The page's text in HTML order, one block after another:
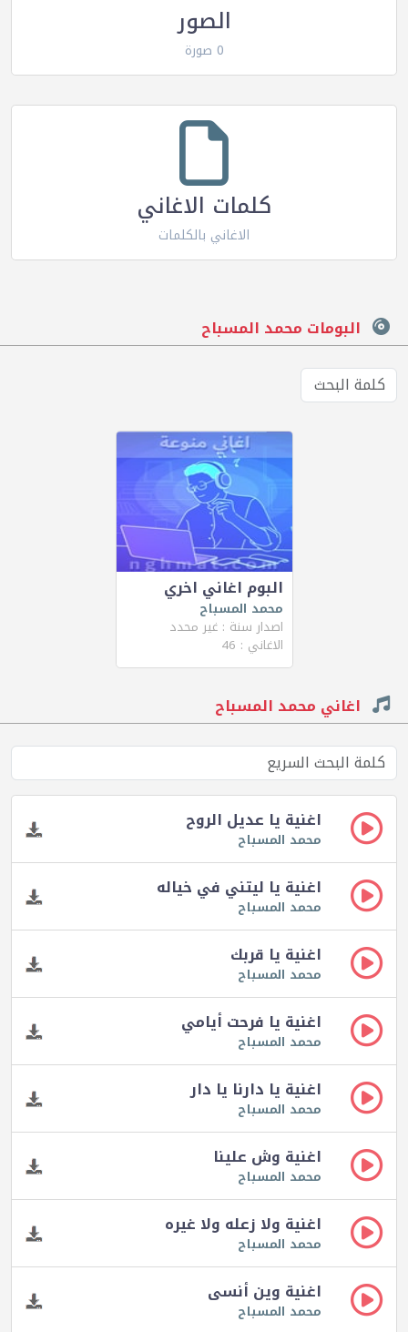
الصور
0 صورة
كلمات الاغاني
الاغاني بالكلمات
البومات محمد المسباح
البوم اغاني اخري
محمد المسباح
اصدار سنة : غير محدد
الاغاني : 46
اغاني محمد المسباح
اغنية يا عديل الروح
محمد المسباح
اغنية يا ليتني في خياله
محمد المسباح
اغنية يا قربك
محمد المسباح
اغنية يا فرحت أيامي
محمد المسباح
اغنية يا دارنا يا دار
محمد المسباح
اغنية وش علينا
محمد المسباح
اغنية ولا زعله ولا غيره
محمد المسباح
اغنية وين أنسى
محمد المسباح